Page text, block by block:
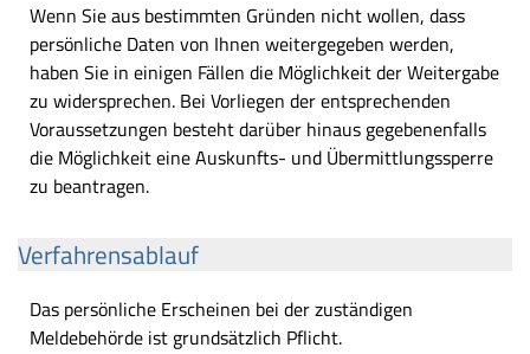
Wenn Sie aus bestimmten Gründen nicht wollen, dass
persönliche Daten von Ihnen weitergegeben werden,
haben Sie in einigen Fällen die Möglichkeit der Weitergabe
zu widersprechen. Bei Vorliegen der entsprechenden
Voraussetzungen besteht darüber hinaus gegebenenfalls
die Möglichkeit eine Auskunfts- und Übermittlungssperre
zu beantragen.
Verfahrensablauf
Das persönliche Erscheinen bei der zuständigen
Meldebehörde ist grundsätzlich Pflicht.